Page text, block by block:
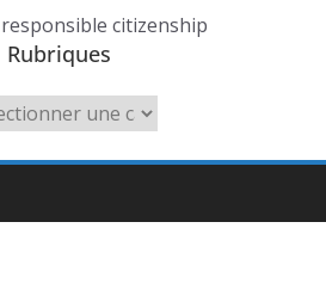
citizenship
Rubriques